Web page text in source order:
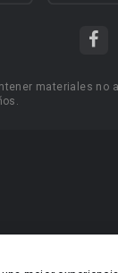
materiales no